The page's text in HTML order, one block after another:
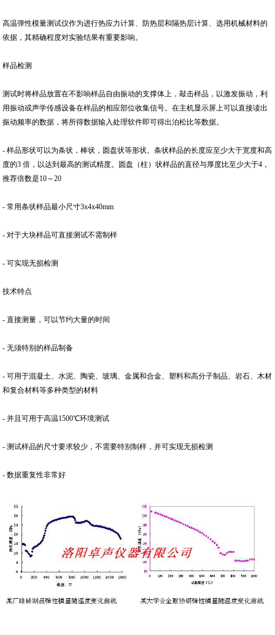
高温弹性模量测试仪作为进行热应力计算、防热层和隔热层计算、选用机械材料的
依据，其精确程度对实验结果有重要影响。
样品检测
测试时将样品放置在不影响样品自由振动的支撑体上，敲击样品，以激发振动，利
用振动或声学传感设备在样品的相应部位收集信号。在主机显示屏上可以直接读出
振动频率的数据，将所得数据输入处理软件即可得出泊松比等数据。
- 样品形状可以为条状，棒状，圆盘状等形状。条状样品的长度应至少大于宽度和高
度的3 倍，以达到最高的测试精度。圆盘（柱）状样品的直径与厚度比至少大于4，
推荐倍数是10～20
- 常用条状样品最小尺寸3x4x40mm
- 对于大块样品可直接测试不需制样
- 可实现无损检测
技术特点
- 直接测量，可以节约大量的时间
- 无须特别的样品制备
- 可用于混凝土、水泥、陶瓷、玻璃、金属和合金、塑料和高分子制品、岩石、木材
和复合材料等多种类型的材料
- 并且可用于高温1500℃环境测试
- 测试样品的尺寸要求较少，不需要特别制样，并可实现无损检测
- 数据重复性非常好